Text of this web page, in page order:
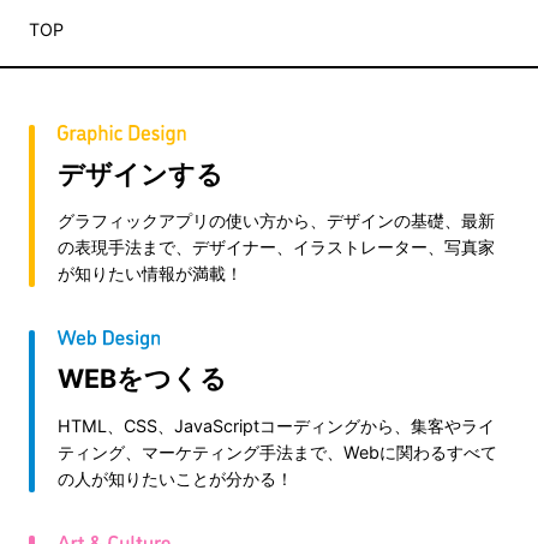
TOP
デザインする
グラフィックアプリの使い方から、デザインの基礎、最新
の表現手法まで、デザイナー、イラストレーター、写真家
が知りたい情報が満載！
WEBをつくる
HTML、CSS、JavaScriptコーディングから、集客やライ
ティング、マーケティング手法まで、Webに関わるすべて
の人が知りたいことが分かる！